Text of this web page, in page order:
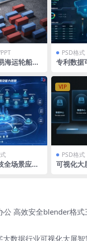
海运轮船海
PSD格式
专利数据
全场景应用
VIP
PSD格式
可视化大
公 高效安全blender格
数据行业可视化大屏